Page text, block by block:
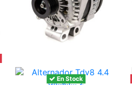
En Stock